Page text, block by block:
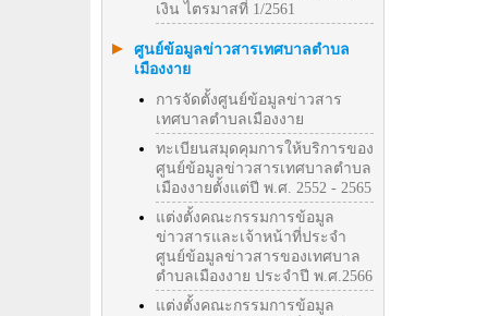
เงิน ไตรมาสที่ 1/2561
ศูนย์ข้อมูลข่าวสารเทศบาลตำบล
เมืองงาย
การจัดตั้งศูนย์ข้อมูลข่าวสาร
เทศบาลตำบลเมืองงาย
ทะเบียนสมุดคุมการให้บริการของ
ศูนย์ข้อมูลข่าวสารเทศบาลตำบล
เมืองงายตั้งแต่ปี พ.ศ. 2552 - 2565
แต่งตั้งคณะกรรมการข้อมูล
ข่าวสารและเจ้าหน้าที่ประจำ
ศูนย์ข้อมูลข่าวสารของเทศบาล
ตำบลเมืองงาย ประจำปี พ.ศ.2566
แต่งตั้งคณะกรรมการข้อมูล